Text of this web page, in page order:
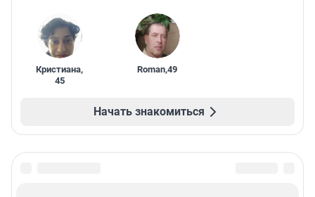
Кристиана,
45
Roman,49
Начать знакомиться